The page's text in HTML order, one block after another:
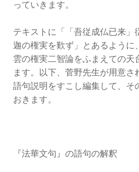
っていきます。
テキストに「「吾従成仏已来」
迦の権実を歎ず」とあるように
雲の権実二智論をふまえての天
ます。以下、菅野先生が用意さ
語句説明をすこし編集して、そ
おきます。
『法華文句』の語句の解釈